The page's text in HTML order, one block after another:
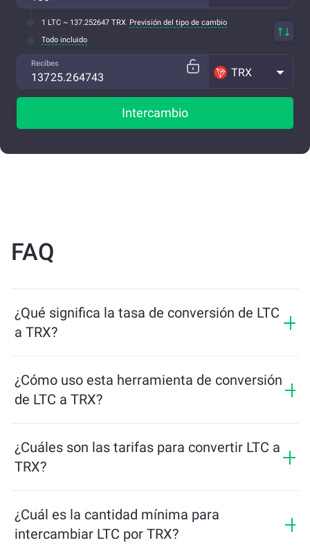
1 LTC ~ 137.252647 TRX Previsión del tipo de cambio
Todo incluido
Recibes
TRX
Intercambio
FAQ
¿Qué significa la tasa de conversión de LTC
a TRX?
a cambio de LTC. Esta tasa fluctúa según las
condiciones del mercado, la oferta y la demanda, y la
¿Cómo uso esta herramienta de conversión
de LTC a TRX?
intercambiar, y la herramienta calculará la cantidad
estimada de TRX que recibirás. Luego, sigue los pasos
¿Cuáles son las tarifas para convertir LTC a
TRX?
liquidez y las condiciones del mercado. ChangeNOW
ofrece tarifas competitivas sin cargos ocultos, y el
¿Cuál es la cantidad mínima para
intercambiar LTC por TRX?